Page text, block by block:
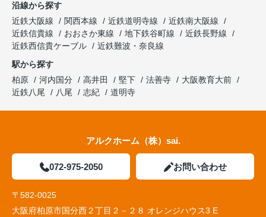
沿線から探す
近鉄大阪線
関西本線 近鉄道明寺線
近鉄南大阪線
近鉄信貴線
おおさか東線 地下鉄谷町線
近鉄長野線
近鉄西信貴ケーブル
近鉄難波・奈良線
駅から探す
柏原
河内国分 高井田 堅下 法善寺
大阪教育大前
近鉄八尾
八尾 志紀 道明寺
アルクホーム（株）sai.
072-975-2050 お問い合わせ
〒582-0025
大阪府柏原市国分西２丁目２－２８ オレンジハウス3 E